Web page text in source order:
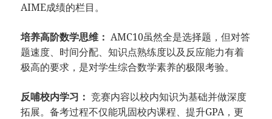
AIME成绩的栏目。
培养高阶数学思维：AMC10虽然全是选择题，但对答
题速度、时间分配、知识点熟练度以及反应能力有着
极高的要求，是对学生综合数学素养的极限考验。
反哺校内学习： 竞赛内容以校内知识为基础并做深度
拓展。备考过程不仅能巩固校内课程、提升GPA，更